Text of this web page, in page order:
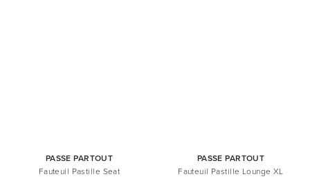
PASSE PARTOUT
Fauteuil Pastille Seat
PASSE PARTOUT
Fauteuil Pastille Lounge XL